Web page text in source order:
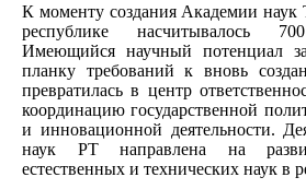
К моменту создания Академии наук
республике насчитывалось
Имеющийся научный потенциал
планку требований к вновь
превратилась в центр
координацию государственной
и инновационной деятельности.
наук РТ направлена на
естественных и технических наук в